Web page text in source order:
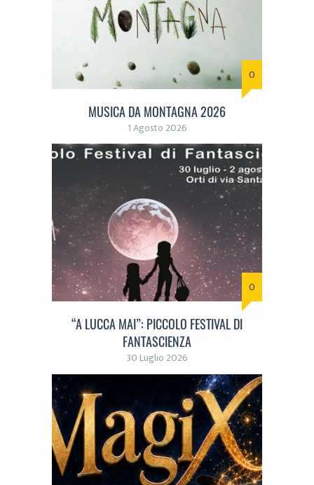
0
MUSICA DA MONTAGNA 2026
1 Agosto 2026
0
“A LUCCA MAI”: PICCOLO FESTIVAL DI
FANTASCIENZA
30 Luglio 2026